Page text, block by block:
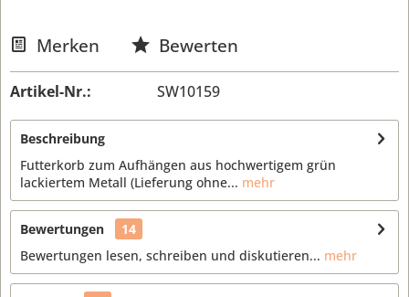
Merken Bewerten
Artikel-Nr.: SW10159
Beschreibung
Futterkorb zum Aufhängen aus hochwertigem grün
lackiertem Metall (Lieferung ohne... mehr
Bewertungen
14
Bewertungen lesen, schreiben und diskutieren... mehr